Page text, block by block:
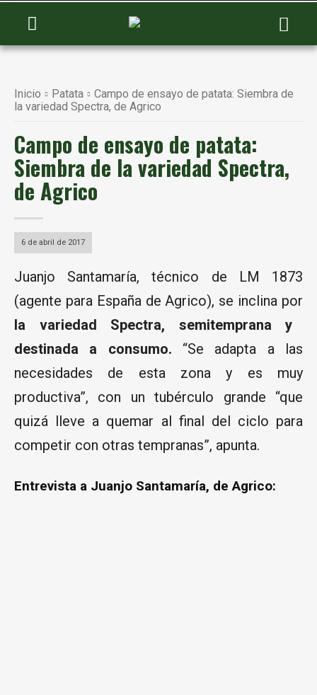
Inicio Patata
Campo de ensayo de patata: Siembra de
la variedad Spectra, de Agrico
Campo de ensayo de patata:
Siembra de la variedad Spectra,
de Agrico
6 de abril de 2017
Juanjo Santamaría, técnico de LM 1873
(agente para España de Agrico), se inclina por
la variedad Spectra, semitemprana y
destinada a consumo. “Se adapta a las
necesidades de esta zona y es muy
productiva”, con un tubérculo grande “que
quizá lleve a quemar al final del ciclo para
competir con otras tempranas”, apunta.
Entrevista a Juanjo Santamaría, de Agrico: